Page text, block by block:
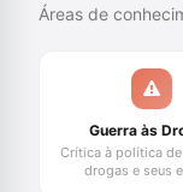
Áreas de
Guerra às
Crítica à política de
drogas e seus